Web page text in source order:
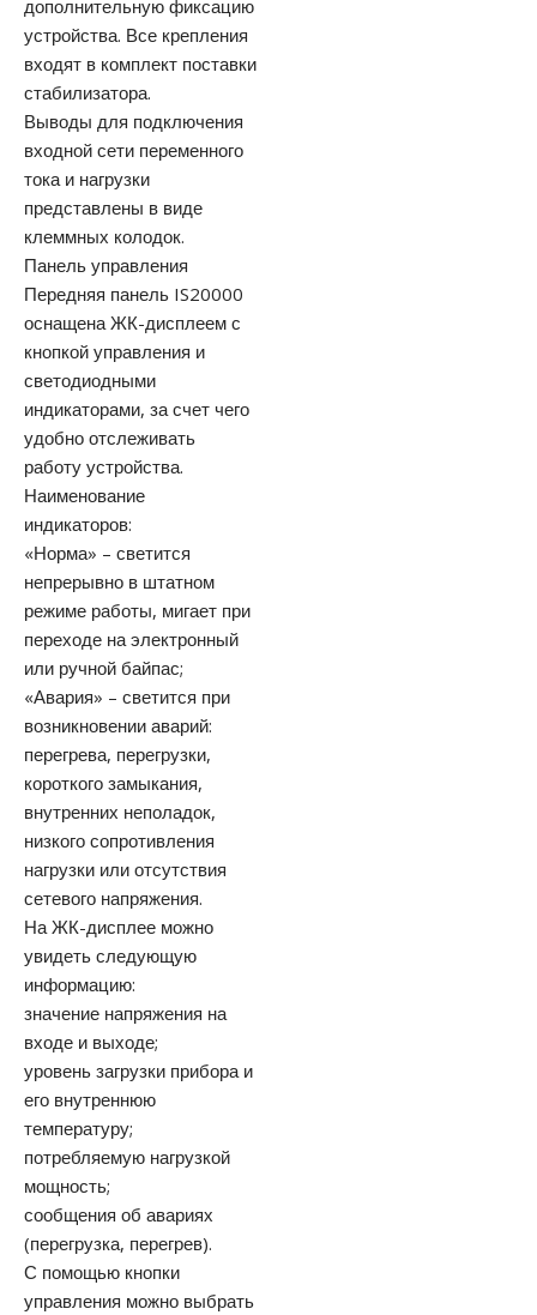
дополнительную фиксацию
устройства. Все крепления
входят в комплект поставки
стабилизатора.
Выводы для подключения
входной сети переменного
тока и нагрузки
представлены в виде
клеммных колодок.
Панель управления
Передняя панель IS20000
оснащена ЖК-дисплеем с
кнопкой управления и
светодиодными
индикаторами, за счет чего
удобно отслеживать
работу устройства.
Наименование
индикаторов:
«Норма» – светится
непрерывно в штатном
режиме работы, мигает при
переходе на электронный
или ручной байпас;
«Авария» – светится при
возникновении аварий:
перегрева, перегрузки,
короткого замыкания,
внутренних неполадок,
низкого сопротивления
нагрузки или отсутствия
сетевого напряжения.
На ЖК-дисплее можно
увидеть следующую
информацию:
значение напряжения на
входе и выходе;
уровень загрузки прибора и
его внутреннюю
температуру;
потребляемую нагрузкой
мощность;
сообщения об авариях
(перегрузка, перегрев).
С помощью кнопки
управления можно выбрать